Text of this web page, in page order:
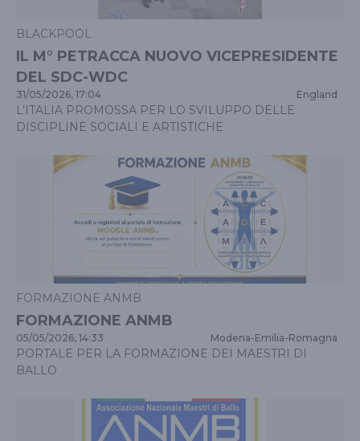
BLACKPOOL
IL M° PETRACCA NUOVO VICEPRESIDENTE
DEL SDC-WDC
31/05/2026, 17:04 England
L’ITALIA PROMOSSA PER LO SVILUPPO DELLE
DISCIPLINE SOCIALI E ARTISTICHE
FORMAZIONE ANMB
FORMAZIONE ANMB
05/05/2026, 14:33 Modena-Emilia-Romagna
PORTALE PER LA FORMAZIONE DEI MAESTRI DI
BALLO